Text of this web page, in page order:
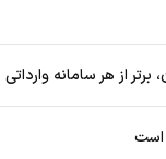
برتر از هر سامانه
است